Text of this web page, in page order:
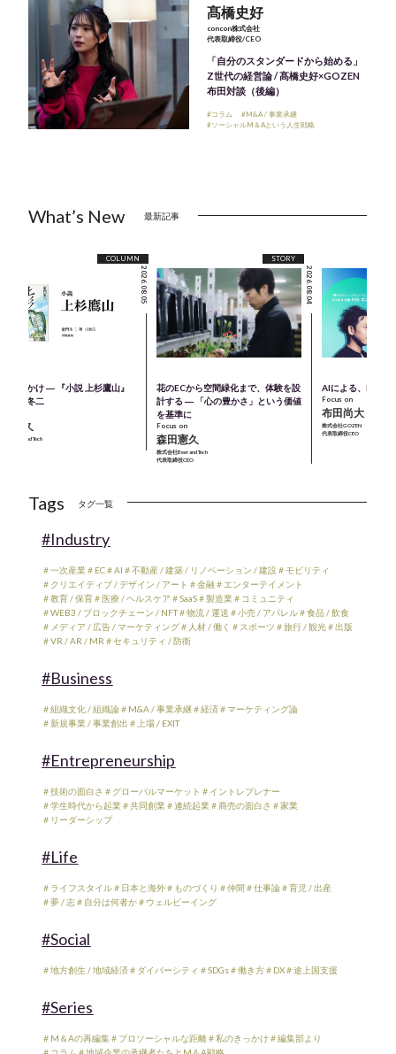
髙橋史好
concon株式会社
代表取締役/CEO
「自分のスタンダードから始める」
Z世代の経営論 / 髙橋史好×GOZEN
布田対談（後編）
#コラム
#M&A / 事業承継
#ソーシャルM＆Aという人生戦略
What’s New 最新記事
COLUMN
2026.08.05
きっかけ ― 『小説 上杉鷹山』
童門冬二
憲久
会社Beer and Tech
STORY
2026.08.04
花のECから空間緑化まで、体験を設
計する ― 「心の豊かさ」という価値
を基準に
Focus on
森田憲久
株式会社Beer and Tech
代表取締役CEO
AIによる、M＆A
Focus on
布田尚大
株式会社GOZEN
代表取締役CEO
Tags タグ一覧
#Industry
＃一次産業＃EC＃AI ＃不動産 / 建築 / リノベーション / 建設 ＃モビリティ
＃クリエイティブ / デザイン / アート ＃金融＃エンターテイメント
＃教育 / 保育＃医療 / ヘルスケア ＃SaaS＃製造業＃コミュニティ
＃WEB3 / ブロックチェーン / NFT＃物流 / 運送 ＃小売 / アパレル＃食品 / 飲食
＃メディア / 広告 / マーケティング＃人材 / 働く ＃スポーツ ＃旅行 / 観光＃出版
＃VR / AR / MR ＃セキュリティ / 防衛
#Business
＃組織文化 / 組織論＃M&A / 事業承継＃経済＃マーケティング論
＃新規事業 / 事業創出 ＃上場 / EXIT
#Entrepreneurship
＃技術の面白さ ＃グローバルマーケット ＃イントレプレナー
＃学生時代から起業＃共同創業＃連続起業＃商売の面白さ ＃家業
＃リーダーシップ
#Life
＃ライフスタイル＃日本と海外＃ものづくり ＃仲間＃仕事論＃育児 / 出産
＃夢 / 志＃自分は何者か＃ウェルビーイング
#Social
＃地方創生 / 地域経済＃ダイバーシティ ＃SDGs＃働き方＃DX＃途上国支援
#Series
＃M＆Aの再編集＃プロソーシャルな距離＃私のきっかけ ＃編集部より